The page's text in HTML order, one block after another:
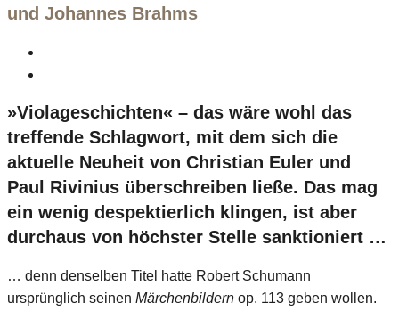
und Johannes Brahms
»Violageschichten« – das wäre wohl das
treffende Schlagwort, mit dem sich die
aktuelle Neuheit von Christian Euler und
Paul Rivinius überschreiben ließe. Das mag
ein wenig despektierlich klingen, ist aber
durchaus von höchster Stelle sanktioniert …
… denn denselben Titel hatte Robert Schumann
ursprünglich seinen Märchenbildern op. 113 geben wollen.